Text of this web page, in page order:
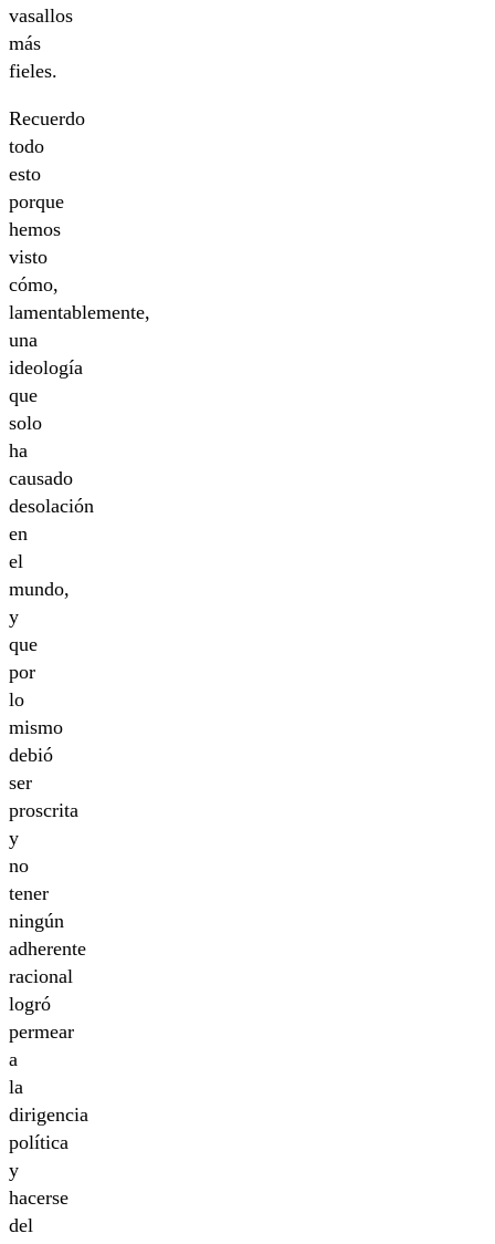
vasallos
más
fieles.
Recuerdo
todo
esto
porque
hemos
visto
cómo,
lamentablemente,
una
ideología
que
solo
ha
causado
desolación
en
el
mundo,
y
que
por
lo
mismo
debió
ser
proscrita
y
no
tener
ningún
adherente
racional
logró
permear
a
la
dirigencia
política
y
hacerse
del